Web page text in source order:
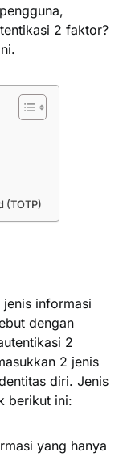
2 faktor?
(TOTP)
informasi
dengan
2
2 jenis
diri. Jenis
berikut ini:
yang hanya